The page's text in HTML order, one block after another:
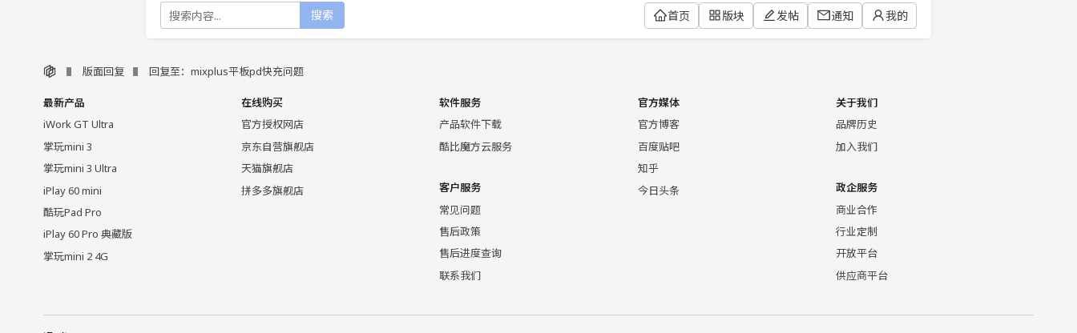
搜索 首页 版块 发帖 通知 我的
版面回复 回复至：mixplus平板pd快充问题
最新产品
iWork GT Ultra
掌玩mini 3
掌玩mini 3 Ultra
iPlay 60 mini
酷玩Pad Pro
iPlay 60 Pro 典藏版
掌玩mini 2 4G
在线购买
官方授权网店
京东自营旗舰店
天猫旗舰店
拼多多旗舰店
软件服务
产品软件下载
酷比魔方云服务
客户服务
常见问题
售后政策
售后进度查询
联系我们
官方媒体
官方博客
百度贴吧
知乎
今日头条
关于我们
品牌历史
加入我们
政企服务
商业合作
行业定制
开放平台
供应商平台